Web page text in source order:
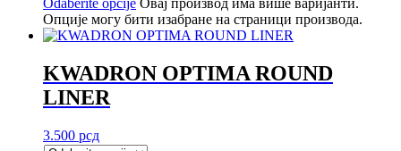
Odaberite opcije Овај производ има више варијанти.
Опције могу бити изабране на страници производа.
KWADRON OPTIMA ROUND
LINER
3.500 рсд